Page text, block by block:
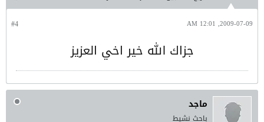
#4 2009-07-09, 12:01 AM
جزاك الله خير اخي العزيز
ماجد
باحث نشيط